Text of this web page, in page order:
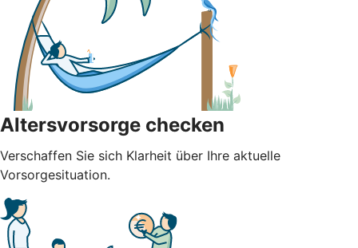
Altersvorsorge checken
Verschaffen Sie sich Klarheit über Ihre aktuelle
Vorsorgesituation.